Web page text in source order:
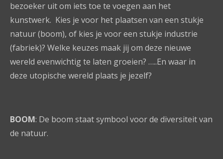
bezoeker uit om iets toe te voegen aan het
kunstwerk. Kies je voor het plaatsen van een stukje
natuur (boom), of kies je voor een stukje industrie
(fabriek)? Welke keuzes maak jij om deze nieuwe
wereld evenwichtig te laten groeien? …..En waar in
deze utopische wereld plaats je jezelf?
BOOM: De boom staat symbool voor de diversiteit van
de natuur.